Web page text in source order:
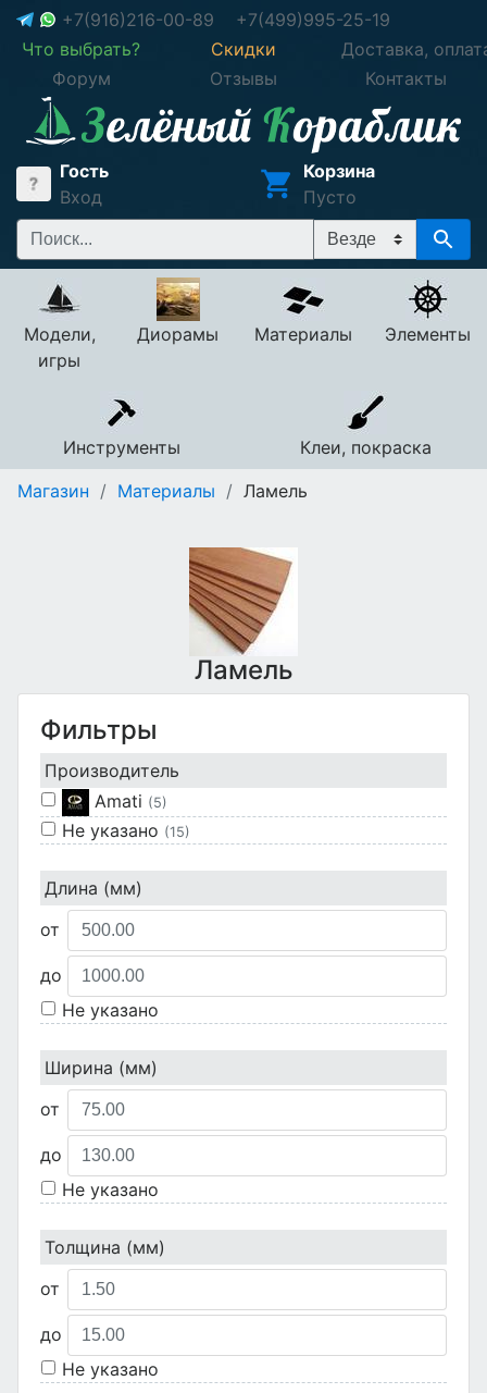
+7(916)216-00-89
+7(499)995-25-19
Что выбрать?
Скидки
Доставка,
Форум
Отзывы Контакты
Гость
Вход
Корзина
Пусто
Модели,
игры
Диорамы Материалы Элементы
Инструменты
Клеи, покраска
Магазин / Материалы / Ламель
Ламель
Фильтры
Производитель
Amati (5)
Не указано (15)
Длина (мм)
от
до
Не указано
Ширина (мм)
от
до
Не указано
Толщина (мм)
от
до
Не указано